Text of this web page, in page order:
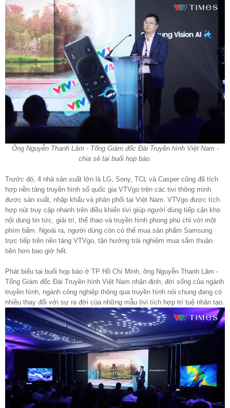
Ông Nguyễn Thanh Lâm - Tổng Giám đốc Đài Truyền hình Việt Nam -
chia sẻ tại buổi họp báo.
Trước đó, 4 nhà sản xuất lớn là LG, Sony, TCL và Casper cũng đã tích
hợp nền tảng truyền hình số quốc gia VTVgo trên các tivi thông minh
được sản xuất, nhập khẩu và phân phối tại Việt Nam. VTVgo được tích
hợp nút truy cập nhanh trên điều khiển tivi giúp người dùng tiếp cận kho
nội dung tin tức, giải trí, thể thao và truyền hình phong phú chỉ với một
phím bấm. Ngoài ra, người dùng còn có thể mua sản phẩm Samsung
trực tiếp trên nền tảng VTVgo, tận hưởng trải nghiệm mua sắm thuận
tiện hơn bao giờ hết.
Phát biểu tại buổi họp báo ở TP Hồ Chí Minh, ông Nguyễn Thanh Lâm -
Tổng Giám đốc Đài Truyền hình Việt Nam nhận định, đời sống của ngành
truyền hình, ngành công nghiệp thông qua truyền hình nói chung đang có
nhiều thay đổi với sự ra đời của những mẫu tivi tích hợp trí tuệ nhân tạo.